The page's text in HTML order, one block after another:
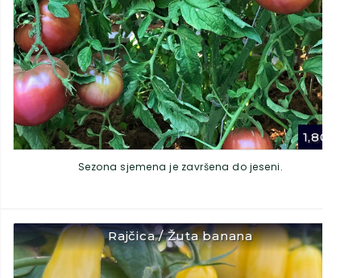
1,80
Sezona sjemena je završena do jeseni.
Rajčica / Žuta banana